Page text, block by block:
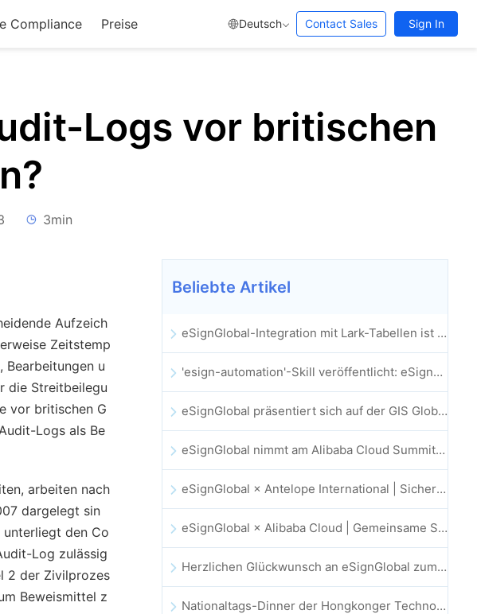
Compliance Preise Deutsch Contact Sales Sign In
Logs vor britischen
3min
Aufzeich
Zeitstemp
Bearbeitungen u
die Streitbeilegu
vor britischen G
Logs als Be
arbeiten nach
dargelegt sin
den Co
Log zulässig
2 der Zivilprozes
Beweismittel z
Beliebte Artikel
eSignGlobal-Integration mit Lark-Tabellen ist offiziell gestartet: Vollständige Automatisierung der elektronischen Vertragsunterzeichnung und -archivierung
'esign-automation'-Skill veröffentlicht: eSignGlobal ermöglicht OpenClaw automatisierte E-Signaturen
eSignGlobal präsentiert sich auf der GIS Global Innovation Exhibition 2025
eSignGlobal nimmt am Alibaba Cloud Summit 2025 in Hongkong teil und treibt KI-gestützte Cloud-Innovationen sowie digitales Vertrauen voran
eSignGlobal × Antelope International | Sichere und KI-gestützte digitale Workflows vorantreiben
eSignGlobal × Alibaba Cloud | Gemeinsame Stärkung des globalen digitalen Vertrauens im Fintech-Bereich
Herzlichen Glückwunsch an eSignGlobal zum Gewinn des CAHK STAR Award 2025!
Nationaltags-Dinner der Hongkonger Technologie- und Innovationsgemeinschaft